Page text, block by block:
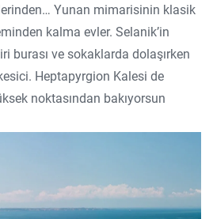
Yunan mimarisinin klasik
kalma evler. Selanik’in
burası ve sokaklarda dolaşırken
Heptapyrgion Kalesi de
noktasından bakıyorsun